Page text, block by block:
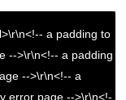
a padding to
-->\r\n<!-- a padding
-->\r\n<!-- a
error page -->\r\n<!-